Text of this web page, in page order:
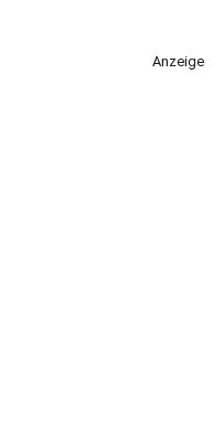
Anzeige